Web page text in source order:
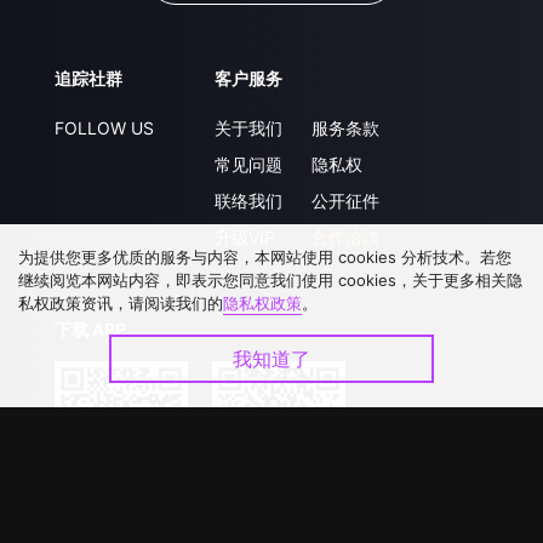
追踪社群
FOLLOW US
客户服务
关于我们
常见问题
联络我们
服务条款
隐私权
公开征件
为提供您更多优质的服务与内容，本网站使用 cookies 分析技术。若您
继续阅览本网站内容，即表示您同意我们使用 cookies，关于更多相关隐
私权政策资讯，请阅读我们的隐私权政策。
我知道了